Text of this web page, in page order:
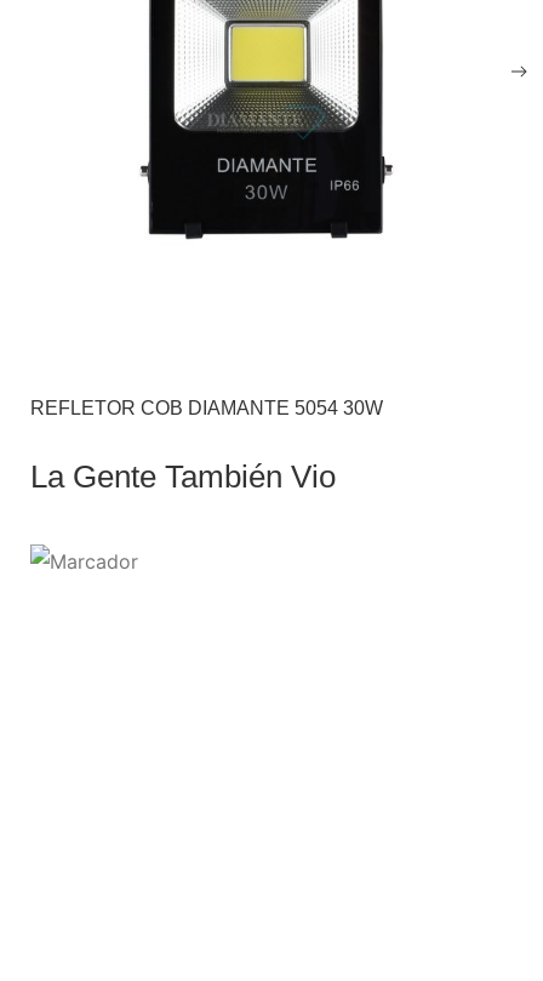
REFLETOR COB DIAMANTE 5054 30W
La Gente También Vio